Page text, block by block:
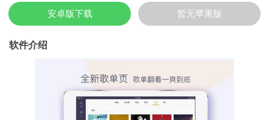
安卓版下载 暂无苹果版
软件介绍